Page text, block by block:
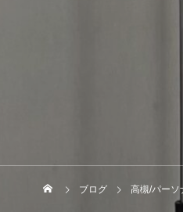
ブログ 高槻/パーソ